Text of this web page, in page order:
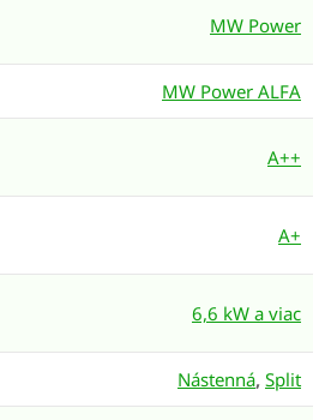
MW Power
MW Power ALFA
A++
A+
6,6 kW a viac
Nástenná, Split